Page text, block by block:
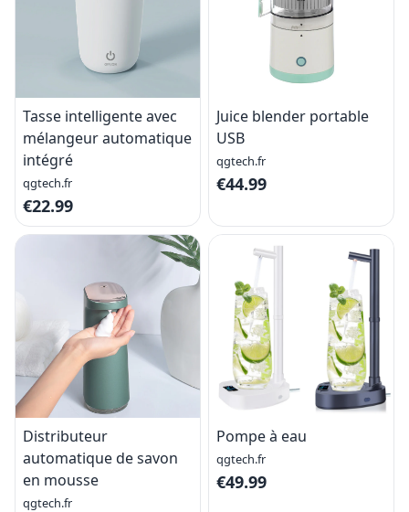
Tasse intelligente avec
mélangeur automatique
intégré
qgtech.fr
€22.99
Juice blender portable
USB
qgtech.fr
€44.99
Distributeur
automatique de savon
en mousse
qgtech.fr
Pompe à eau
qgtech.fr
€49.99